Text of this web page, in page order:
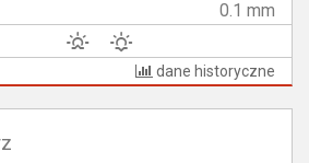
0.1 mm
dane historyczne